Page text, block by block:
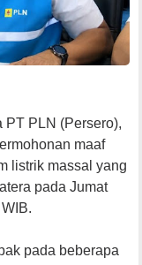
PT PLN (Persero),
maaf
listrik massal yang
pada Jumat
pada beberapa